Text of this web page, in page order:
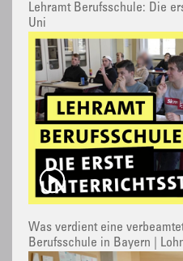
Lehramt Berufsschule: Die
Uni
Was verdient eine
Berufsschule in Bayern |